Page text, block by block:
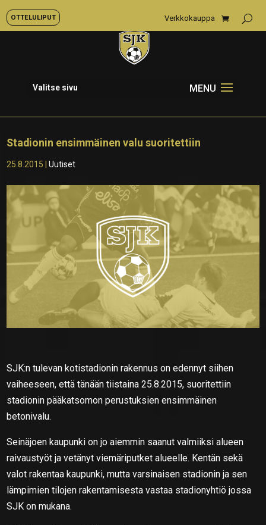
OTTELULIPUT Verkkokauppa
Valitse sivu
Stadionin ensimmäinen valu suoritettiin
25.8.2015 |Uutiset
SJK:n tulevan kotistadionin rakennus on edennyt siihen
vaiheeseen, että tänään tiistaina 25.8.2015, suoritettiin
stadionin pääkatsomon perustuksien ensimmäinen
betonivalu.
Seinäjoen kaupunki on jo aiemmin saanut valmiiksi alueen
raivaustyöt ja vetänyt viemäriputket alueelle. Kentän sekä
valot rakentaa kaupunki, mutta varsinaisen stadionin ja sen
lämpimien tilojen rakentamisesta vastaa stadionyhtiö jossa
SJK on mukana.